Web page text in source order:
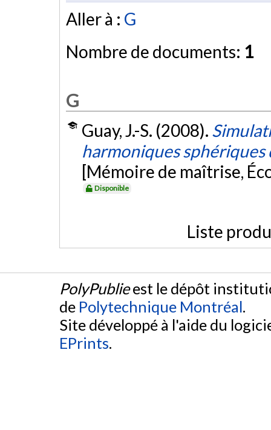
Aller à : G
Nombre de documents: 1
G
Guay, J.-S. (2008).
harmoniques sphériques
[Mémoire de maîtrise,
Disponible
Liste
PolyPublieest le dépôt
de Polytechnique Montréal.
Site développé à l'aide du
EPrints.